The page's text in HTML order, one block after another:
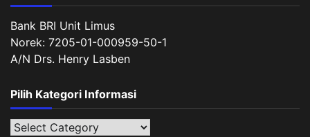
Bank BRI Unit Limus
Norek: 7205-01-000959-50-1
A/N Drs. Henry Lasben
Pilih Kategori Informasi
Pilih